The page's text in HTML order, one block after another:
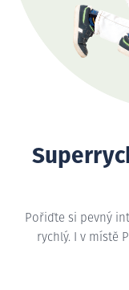
Pořiďte si pevný
rychlý. I v místě